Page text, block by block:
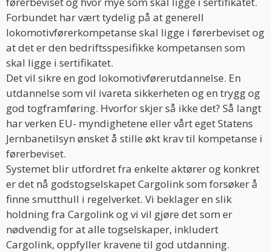
Forbundet har vært tydelig på at generell
lokomotivførerkompetanse skal ligge i førerbeviset og
at det er den bedriftsspesifikke kompetansen som
skal ligge i sertifikatet.
Det vil sikre en god lokomotivførerutdannelse. En
utdannelse som vil ivareta sikkerheten og en trygg og
god togframføring. Hvorfor skjer så ikke det? Så langt
har verken EU- myndighetene eller vårt eget Statens
Jernbanetilsyn ønsket å stille økt krav til kompetanse i
førerbeviset.
Systemet blir utfordret fra enkelte aktører og konkret
er det nå godstogselskapet Cargolink som forsøker å
finne smutthull i regelverket. Vi beklager en slik
holdning fra Cargolink og vi vil gjøre det som er
nødvendig for at alle togselskaper, inkludert
Cargolink, oppfyller kravene til god utdanning.